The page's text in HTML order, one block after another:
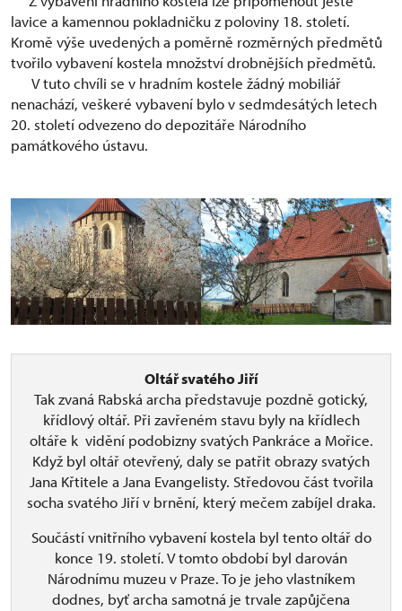
lavice a kamennou pokladničku z poloviny 18. století.
Kromě výše uvedených a poměrně rozměrných předmětů
tvořilo vybavení kostela množství drobnějších předmětů.
V tuto chvíli se v hradním kostele žádný mobiliář
nenachází, veškeré vybavení bylo v sedmdesátých letech
20. století odvezeno do depozitáře Národního
památkového ústavu.
Oltář svatého Jiří
Tak zvaná Rabská archa představuje pozdně gotický,
křídlový oltář. Při zavřeném stavu byly na křídlech
oltáře k vidění podobizny svatých Pankráce a Mořice.
Když byl oltář otevřený, daly se patřit obrazy svatých
Jana Křtitele a Jana Evangelisty. Středovou část tvořila
socha svatého Jiří v brnění, který mečem zabíjel draka.
Součástí vnitřního vybavení kostela byl tento oltář do
konce 19. století. V tomto období byl darován
Národnímu muzeu v Praze. To je jeho vlastníkem
dodnes, byť archa samotná je trvale zapůjčena